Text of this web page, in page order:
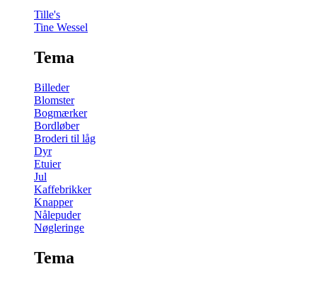
Tille's
Tine Wessel
Tema
Billeder
Blomster
Bogmærker
Bordløber
Broderi til låg
Dyr
Etuier
Jul
Kaffebrikker
Knapper
Nålepuder
Nøgleringe
Tema